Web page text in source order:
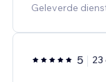
Geleverde
5 23